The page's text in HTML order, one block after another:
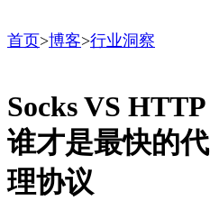
首页>博客>行业洞察
Socks VS HTTP
谁才是最快的代
理协议